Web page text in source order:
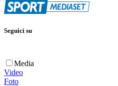
Seguici su
Media
Video
Foto